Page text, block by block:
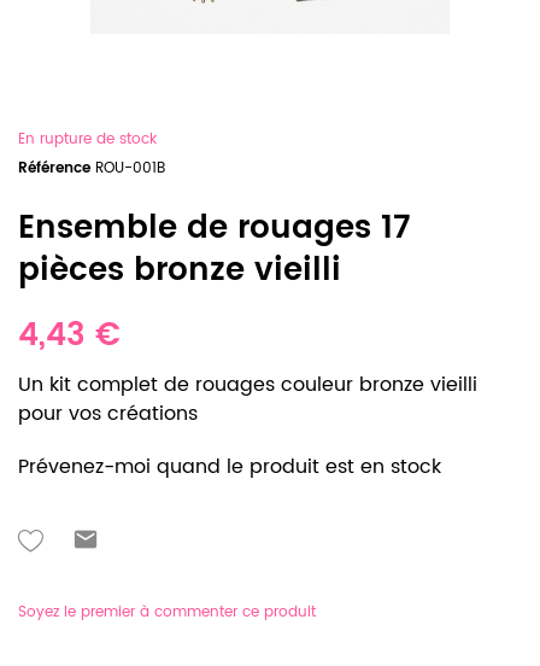
En rupture de stock
Référence ROU-001B
Ensemble de rouages 17
pièces bronze vieilli
4,43 €
Un kit complet de rouages couleur bronze vieilli
pour vos créations
Prévenez-moi quand le produit est en stock
Soyez le premier à commenter ce produit